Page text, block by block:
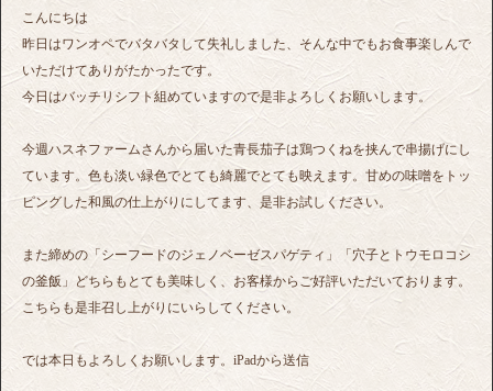
こんにちは
昨日はワンオペでバタバタして失礼しました、そんな中でもお食事楽しんで
いただけてありがたかったです。
今日はバッチリシフト組めていますので是非よろしくお願いします。
今週ハスネファームさんから届いた青長茄子は鶏つくねを挟んで串揚げにし
ています。色も淡い緑色でとても綺麗でとても映えます。甘めの味噌をトッ
ピングした和風の仕上がりにしてます、是非お試しください。
また締めの「シーフードのジェノベーゼスパゲティ」「穴子とトウモロコシ
の釜飯」どちらもとても美味しく、お客様からご好評いただいております。
こちらも是非召し上がりにいらしてください。
では本日もよろしくお願いします。iPadから送信